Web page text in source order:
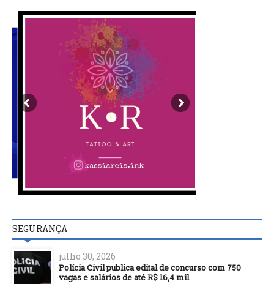
SEGURANÇA
julho 30, 2026
Polícia Civil publica edital de concurso com 750
vagas e salários de até R$ 16,4 mil